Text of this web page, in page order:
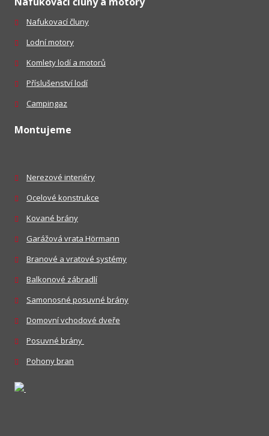
Nafukovací čluny
Lodní motory
Komlety lodí a motorů
Příslušenství lodí
Campingaz
Montujeme
Nerezové interiéry
Ocelové konstrukce
Kované brány
Garážová vrata Hörmann
Branové a vratové systémy
Balkonové zábradlí
Samonosné posuvné brány
Domovní vchodové dveře
Posuvné brány
Pohony bran